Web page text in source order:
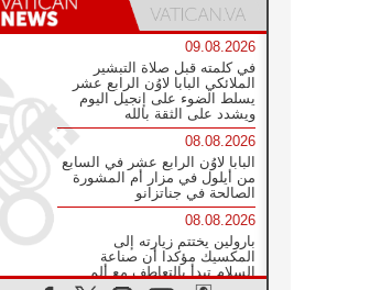
09.08.2026
في كلمته قبل صلاة التبشير
الملائكي البابا لاوُن الرابع عشر
يسلط الضوء على إنجيل اليوم
ويشدد على الثقة بالله
08.08.2026
البابا لاوُن الرابع عشر في السابع
من أيلول في مزار أم المشورة
الصالحة في جناتزانو
08.08.2026
بارولين يختتم زيارته إلى
المكسيك مؤكدا أن صناعة
السلام تبدأ بالتعاطف مع ألم